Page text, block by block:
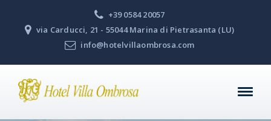
+39 0584 20057
via Carducci, 21 - 55044 Marina di Pietrasanta (LU)
info@hotelvillaombrosa.com